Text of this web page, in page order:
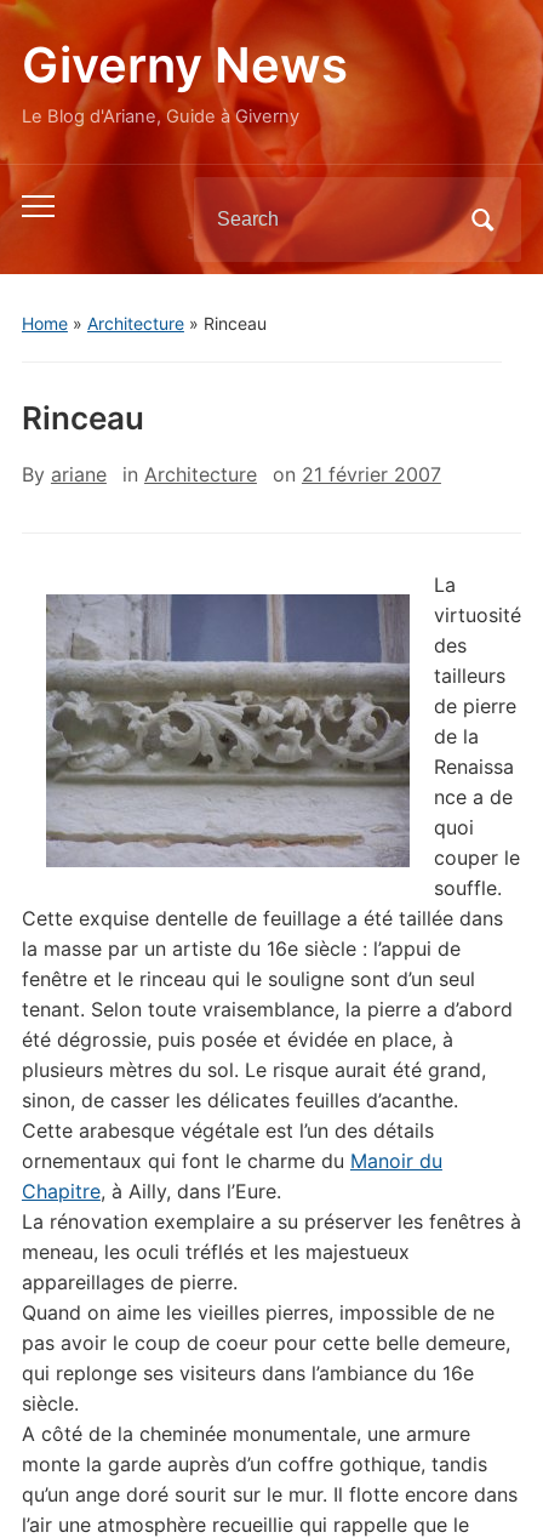
Giverny News
Le Blog d'Ariane, Guide à Giverny
Toggle
menu
Search
for:
Home» Architecture» Rinceau
Rinceau
By ariane in Architecture on 21 février 2007
La
virtuosité
des
tailleurs
de pierre
de la
Renaissa
nce a de
quoi
couper le
souffle.
Cette exquise dentelle de feuillage a été taillée dans
la masse par un artiste du 16e siècle : l’appui de
fenêtre et le rinceau qui le souligne sont d’un seul
tenant. Selon toute vraisemblance, la pierre a d’abord
été dégrossie, puis posée et évidée en place, à
plusieurs mètres du sol. Le risque aurait été grand,
sinon, de casser les délicates feuilles d’acanthe.
Cette arabesque végétale est l’un des détails
ornementaux qui font le charme du Manoir du
Chapitre, à Ailly, dans l’Eure.
La rénovation exemplaire a su préserver les fenêtres à
meneau, les oculi tréflés et les majestueux
appareillages de pierre.
Quand on aime les vieilles pierres, impossible de ne
pas avoir le coup de coeur pour cette belle demeure,
qui replonge ses visiteurs dans l’ambiance du 16e
siècle.
A côté de la cheminée monumentale, une armure
monte la garde auprès d’un coffre gothique, tandis
qu’un ange doré sourit sur le mur. Il flotte encore dans
l’air une atmosphère recueillie qui rappelle que le